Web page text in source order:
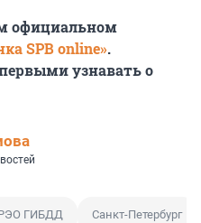
официальном
SPB online».
узнавать о
ГИБДД Санкт-Петербург